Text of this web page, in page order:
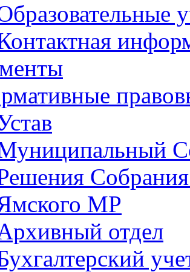
МР
отдел